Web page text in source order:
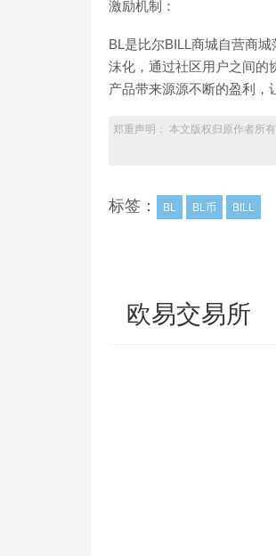
激励机制：
BL是比尔BILL商城自营商
沫化，通过社区用户之间的
产品带来源源不断的盈利，
郑重声明： 本文版权归原作者所
标签： BL BL币 BILL
欧易交易所